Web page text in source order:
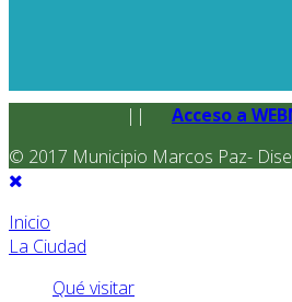
|| Acceso a
© 2017 Municipio Marcos Paz-
Inicio
La Ciudad
Qué visitar